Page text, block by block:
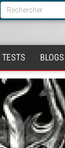
Formulaire
de
recherche
Rechercher
TESTS BLOGS